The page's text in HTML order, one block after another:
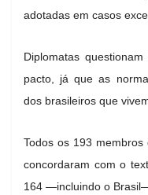
adotadas em casos
Diplomatas
pacto, já que as
dos brasileiros que
Todos os 193 membros
concordaram com o
164 —incluindo o